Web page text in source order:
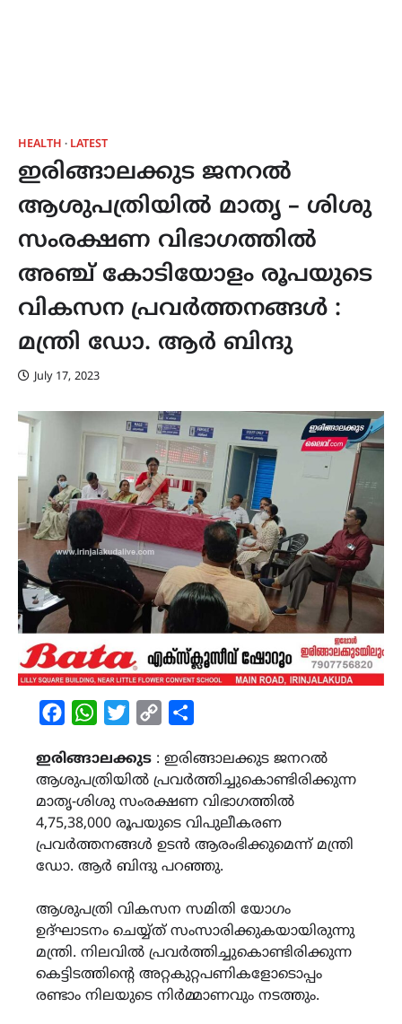
HEALTH LATEST
ഇരിങ്ങാലക്കുട ജനറൽ
ആശുപത്രിയിൽ മാതൃ – ശിശു
സംരക്ഷണ വിഭാഗത്തിൽ
അഞ്ച് കോടിയോളം രൂപയുടെ
വികസന പ്രവർത്തനങ്ങൾ :
മന്ത്രി ഡോ. ആർ ബിന്ദു
July 17, 2023
FacebookWhatsAppTwitterCopy
ഇരിങ്ങാലക്കുട : ഇരിങ്ങാലക്കുട ജനറൽ
ആശുപത്രിയിൽ പ്രവർത്തിച്ചുകൊണ്ടിരിക്കുന്ന
മാതൃ-ശിശു സംരക്ഷണ വിഭാഗത്തിൽ
4,75,38,000 രൂപയുടെ വിപുലീകരണ
പ്രവർത്തനങ്ങൾ ഉടൻ ആരംഭിക്കുമെന്ന് മന്ത്രി
ഡോ. ആർ ബിന്ദു പറഞ്ഞു.
ആശുപത്രി വികസന സമിതി യോഗം
ഉദ്ഘാടനം ചെയ്യ്ത് സംസാരിക്കുകയായിരുന്നു
മന്ത്രി. നിലവിൽ പ്രവർത്തിച്ചുകൊണ്ടിരിക്കുന്ന
കെട്ടിടത്തിൻ്റെ അറ്റകുറ്റപണികളോടൊപ്പം
രണ്ടാം നിലയുടെ നിർമ്മാണവും നടത്തും.